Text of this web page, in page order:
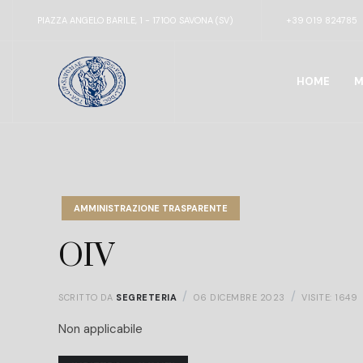
PIAZZA ANGELO BARILE, 1 - 17100 SAVONA (SV) +39 019 824785
HOME
AMMINISTRAZIONE TRASPARENTE
OIV
SCRITTO DA SEGRETERIA 06 DICEMBRE 2023 VISITE: 1649
Non applicabile